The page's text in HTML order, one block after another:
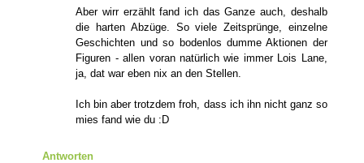
Aber wirr erzählt fand ich das Ganze auch, deshalb
die harten Abzüge. So viele Zeitsprünge, einzelne
Geschichten und so bodenlos dumme Aktionen der
Figuren - allen voran natürlich wie immer Lois Lane,
ja, dat war eben nix an den Stellen.
Ich bin aber trotzdem froh, dass ich ihn nicht ganz so
mies fand wie du :D
Antworten